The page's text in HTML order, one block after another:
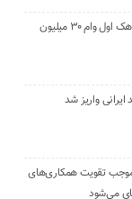
واریز سود سهام عدالت به زودی/۵ دهک اول وام ۳۰ میلیون
جوانی: رزمایش سهند ۲۰۲۵، موجب تقویت همکاری‌های
می‌شود